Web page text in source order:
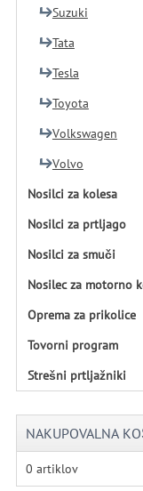
Suzuki
Tata
Tesla
Toyota
Volkswagen
Volvo
Nosilci za kolesa
Nosilci za prtljago
Nosilci za smuči
Nosilec za motorno
Oprema za prikolice
Tovorni program
Strešni prtljažniki
NAKUPOVALNA
0 artiklov